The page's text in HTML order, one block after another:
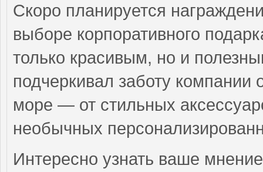
Скоро планируется
выборе корпоративного
только красивым, но и
подчеркивал заботу компании
море — от стильных
необычных
Интересно узнать ваше